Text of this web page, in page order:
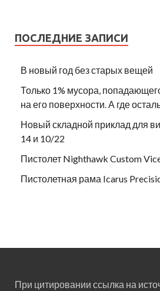
ПОСЛЕДНИЕ ЗАПИСИ
В новый год без старых вещей
Только 1% мусора,
на его поверхности. А где
Новый складной приклад для
14 и 10/22
Пистолет Nighthawk Custom
Пистолетная рама Icarus
При цитировании ссылка на